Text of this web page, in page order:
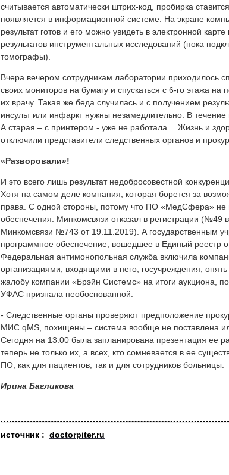
считывается автоматически штрих-код, пробирка
появляется в информационной системе. На экране
результат готов и его можно увидеть в электронной
результатов инструментальных исследований (пока
томографы).
Вчера вечером сотрудникам лаборатории приходилось
своих мониторов на бумагу и спускаться с 6-го этажа
их врачу. Такая же беда случилась и с получением
инсульт или инфаркт нужны незамедлительно. В
А старая – с принтером - уже не работала… Жизнь и
отключили представители следственных органов и
«Разворовали»!
И это всего лишь результат недобросовестной
Хотя на самом деле компания, которая борется за
права. С одной стороны, потому что ПО «МедСфера» не
обеспечения. Минкомсвязи отказал в регистрации (№49
Минкомсвязи №743 от 19.11.2019). А государственным
программное обеспечение, вошедшее в Единый реестр
Федеральная антимонопольная служба включила
организациями, входящими в него, госучреждения,
жалобу компании «Брэйн Системс» на итоги аукциона,
УФАС признала необоснованной.
- Следственные органы проверяют предположение
МИС qMS, похищены – система вообще не поставлена
Сегодня на 13.00 была запланирована презентация ее
теперь не только их, а всех, кто сомневается в ее
ПО, как для пациентов, так и для сотрудников больницы.
Ирина Багликова
источник : doctorpiter.ru